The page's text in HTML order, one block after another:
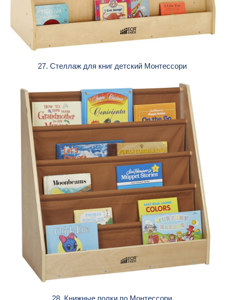
27. Стеллаж для книг детский Монтессори